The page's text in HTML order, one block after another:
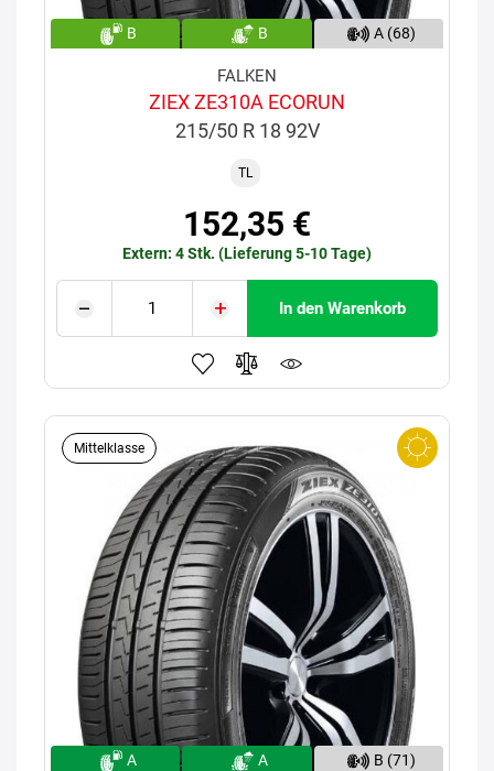
B B A (68)
FALKEN
ZIEX ZE310A ECORUN
215/50 R 18 92V
TL
152,35 €
Extern: 4 Stk. (Lieferung 5-10 Tage)
In den Warenkorb
Mittelklasse
A A B (71)